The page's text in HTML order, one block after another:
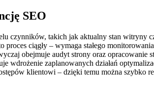
SEO
czynników, takich jak aktualny stan witryny
ciągły – wymaga stałego
obejmuje audyt strony oraz opracowanie
wdrożenie zaplanowanych działań
klientowi – dzięki temu można szybko